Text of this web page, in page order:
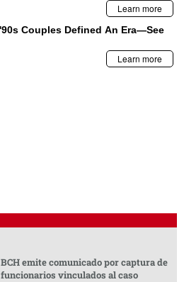
BCH emite comunicado por captura de
funcionarios vinculados al caso